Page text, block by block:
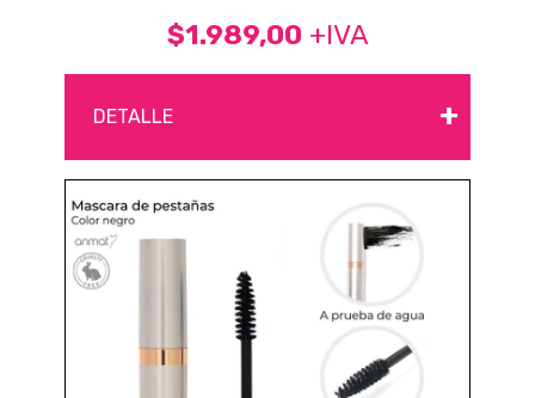
$1.989,00 +IVA
DETALLE +